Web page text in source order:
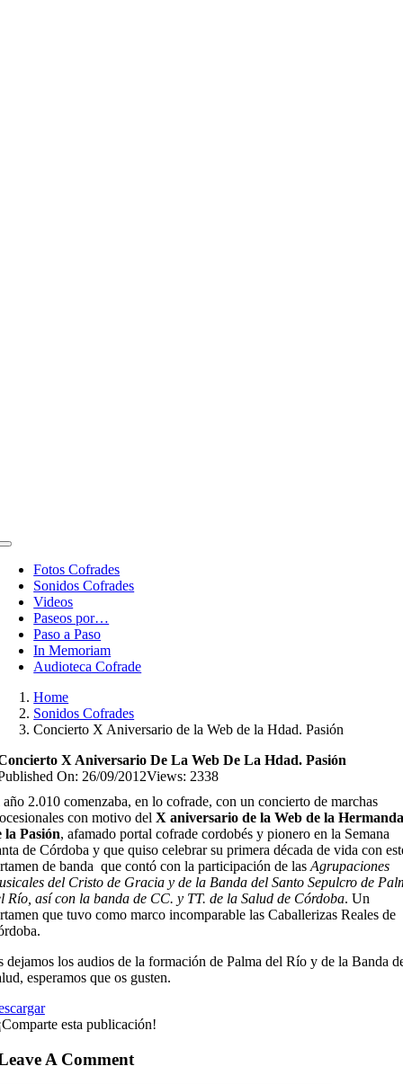
Toggle
NavigationFotos Cofrades
Sonidos Cofrades
Videos
Paseos por…
Paso a Paso
In Memoriam
Audioteca Cofrade
Home
Sonidos Cofrades
Concierto X Aniversario de la Web de la Hdad. Pasión
X Aniversario De La Web De La Hdad. Pasión
On: 26/09/2012Views: 2338
2.010 comenzaba, en lo cofrade, con un concierto de marchas
con motivo del X aniversario de la Web de la
la Pasión, afamado portal cofrade cordobés y pionero en la Semana
de Córdoba y que quiso celebrar su primera década de vida con
de banda que contó con la participación de las Agrupaciones
del Cristo de Gracia y de la Banda del Santo Sepulcro de
Río, así con la banda de CC. y TT. de la Salud de Córdoba. Un
que tuvo como marco incomparable las Caballerizas Reales de
dejamos los audios de la formación de Palma del Río y de la Banda
esperamos que os gusten.
esta publicación!
A Comment